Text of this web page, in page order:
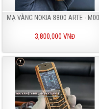
MẠ VÀNG NOKIA 8800 ARTE -
3,800,000 VNĐ